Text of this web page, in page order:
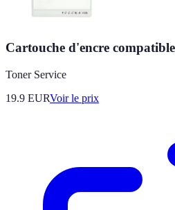
Cartouche d'encre
Toner Service
19.9 EURVoir le prix